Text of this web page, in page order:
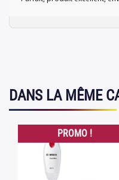
DANS LA MÊME
PROMO !